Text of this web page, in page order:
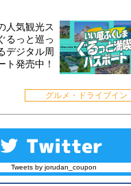
人気観光ス
るっと巡っ
デジタル周
ト発売中！
グルメ・ドライブイン
Tweets by jorudan_coupon